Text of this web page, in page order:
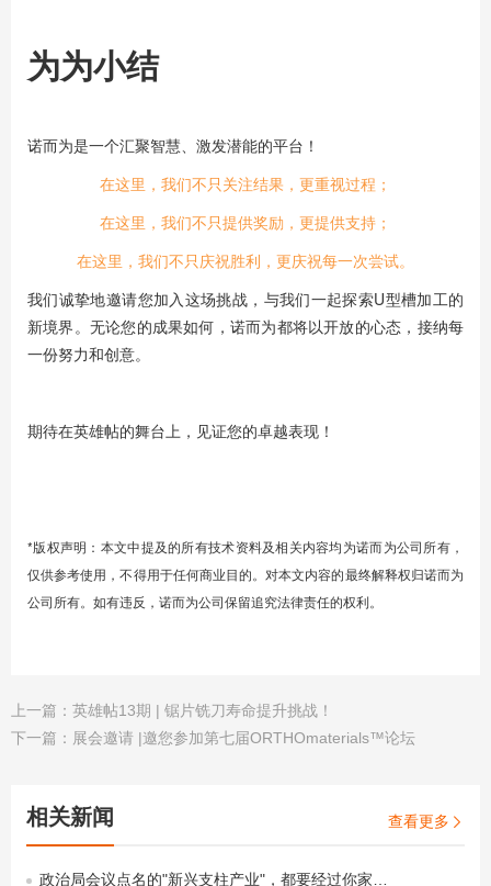
为为小结
诺而为是一个汇聚智慧、激发潜能的平台！
在这里，我们不只关注结果，更重视过程；
在这里，我们不只提供奖励，更提供支持；
在这里，我们不只庆祝胜利，更庆祝每一次尝试。
我们诚挚地邀请您加入这场挑战，与我们一起探索U型槽加工的
新境界。无论您的成果如何，诺而为都将以开放的心态，接纳每
一份努力和创意。
期待在英雄帖的舞台上，见证您的卓越表现！
*版权声明：本文中提及的所有技术资料及相关内容均为诺而为公司所有，
仅供参考使用，不得用于任何商业目的。对本文内容的最终解释权归诺而为
公司所有。如有违反，诺而为公司保留追究法律责任的权利。
上一篇： 英雄帖13期 | 锯片铣刀寿命提升挑战！
下一篇： 展会邀请 |邀您参加第七届ORTHOmaterials™论坛
相关新闻 查看更多 